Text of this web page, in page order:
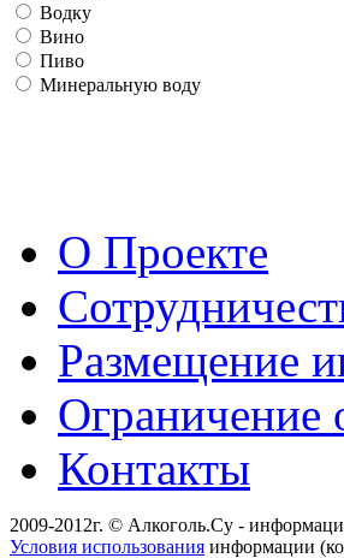
Водку
Вино
Пиво
Минеральную воду
О Проекте
Размещение
Ограничение
Контакты
2009-2012г. © Алкоголь.Су -
Условия использования информации